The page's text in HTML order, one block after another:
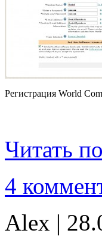
Регистрация World
Читать
4
Alex |